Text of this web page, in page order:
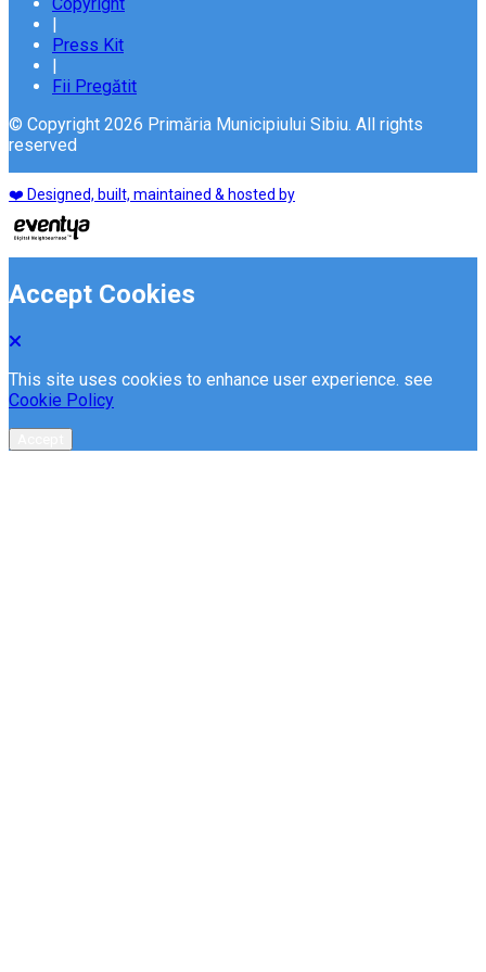
Press Kit
Fii Pregătit
© Copyright 2026 Primăria Municipiului Sibiu. All rights
reserved
❤️ Designed, built, maintained & hosted by
Accept Cookies
This site uses cookies to enhance user experience. see
Cookie Policy